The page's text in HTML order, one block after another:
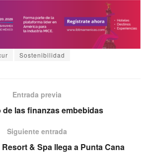
Sostenibilidad
Entrada previa
de las finanzas embebidas
Siguiente entrada
& Spa llega a Punta Cana